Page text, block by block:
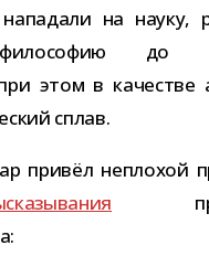
на науку,
до
этом в каче­стве
сплав.
при­вёл непло­хой